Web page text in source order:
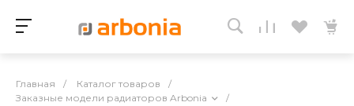
Главная / Каталог товаров
/
Заказные модели радиаторов Arbonia
/